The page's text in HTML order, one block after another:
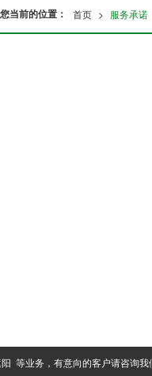
您当前的位置： 首页 > 服务承诺
等业务，有意向的客户请咨询